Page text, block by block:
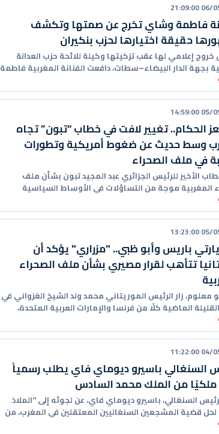
06/05/
فاطمة وشاي تخرج عن صمتها وتكشف
حقيقة اختيارها لحزب بنكيران
إعلامي لها عقب تزكيتها وكيلة للائحة حزب العدالة
بجهة الدار البيضاء–سطات، دافعت الفنانة المغربية فاطمة
05/05/
الحكام.. تغيير لافت في خطاب “تبون” تجاه
وسط حديث عن ضغوط أمريكية وتطورات
في ملف الصحراء
الأخير للرئيس الجزائري عبد المجيد تبون بشأن ملف
المغربية موجة من التساؤلات في الأوساط السياسية
بعدما
05/05/
باريس وأبو ظبي.. "مزراري" يؤكد أن
تتأهب لقرار مصيري بشأن ملف الصحراء
معلوم، زار الرئيس الموريتاني محمد ولد الشيخ الغزواني في
الماضية كلًا من فرنسا والإمارات العربية المتحدة،
04/05/
السنغالي باسيرو ديوماي فاي يطلب رسمياً
ملكيًا من الملك محمد السادس
السنغالي، باسيرو ديوماي فاي، عن لجوئه إلى "الملاذ
لحل قضية المشجعين السنغاليين المعتقلين في المغرب، من